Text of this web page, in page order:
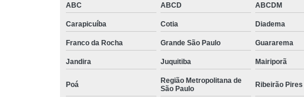
ABC ABCD ABCDM
Carapicuíba Cotia Diadema
Franco da Rocha Grande São Paulo Guararema
Jandira Juquitiba Mairiporã
Poá
Região Metropolitana de
São Paulo
Ribeirão Pires